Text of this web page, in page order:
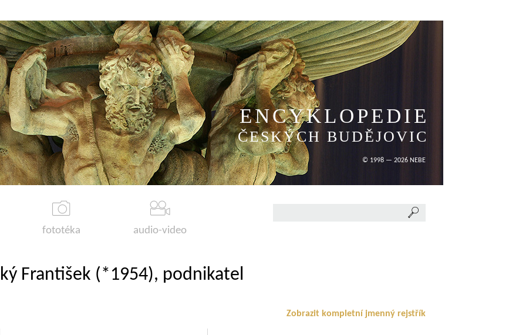
ENCYKLOPEDIE
ČESKÝCH BUDĚJOVIC
© 1998 — 2026 NEBE
fototéka audio-video
František (*1954), podnikatel
Zobrazit kompletní jmenný rejstřík